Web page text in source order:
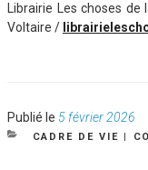
Librairie Les choses
Voltaire /
Publié le Publié
le
5 février 2026
CATÉGORIES
CADRE DE VIE